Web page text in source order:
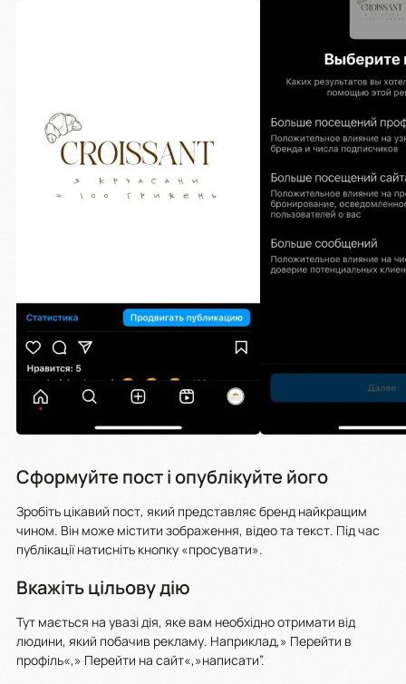
Сформуйте пост і опублікуйте його
Зробіть цікавий пост, який представляє бренд найкращим
чином. Він може містити зображення, відео та текст. Під час
публікації натисніть кнопку «просувати».
Вкажіть цільову дію
Тут мається на увазі дія, яке вам необхідно отримати від
людини, який побачив рекламу. Наприклад,» Перейти в
профіль«,» Перейти на сайт«,»написати”.